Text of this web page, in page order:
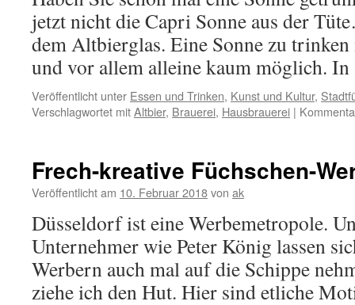
jetzt nicht die Capri Sonne aus der
dem Altbierglas. Eine Sonne zu
und vor allem alleine kaum möglich.
Veröffentlicht unter Essen und Trinken, Kunst und Kultur,
Verschlagwortet mitAltbier, Brauerei, Hausbrauerei |
Frech-kreative Füchschen-
Veröffentlicht am 10. Februar 2018von ak
Düsseldorf ist eine Werbemetropole.
Unternehmer wie Peter König lassen
Werbern auch mal auf die Schippe
ziehe ich den Hut. Hier sind etliche